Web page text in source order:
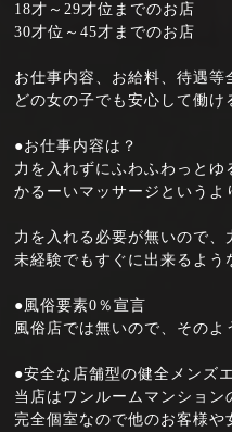
18才～29才位までのお店
30才位～45才までのお店
お仕事内容、お給料、待遇等
どの女の子でも安心して働け
●お仕事内容は？
力を入れずにふわふわっとゆ
かるーいマッサージというよ
力を入れる必要が無いので、
未経験でもすぐに出来るよう
●風俗要素0％宣言
風俗店では無いので、そのよ
●安全な店舗型の健全メンズ
当店はワンルームマンション
完全個室なので他のお客様や